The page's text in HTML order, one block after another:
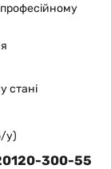
стані
у)
300-55